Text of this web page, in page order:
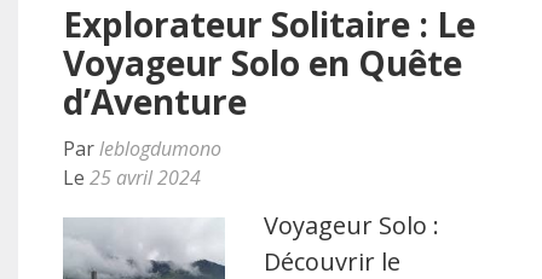
Explorateur Solitaire : Le
Voyageur Solo en Quête
d’Aventure
Parleblogdumono
Le 25 avril 2024
Voyageur Solo :
Découvrir le